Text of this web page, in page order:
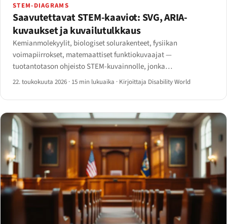
STEM-DIAGRAMS
Saavutettavat STEM-kaaviot: SVG, ARIA-
kuvaukset ja kuvailutulkkaus
Kemianmolekyylit, biologiset solurakenteet, fysiikan
voimapiirrokset, matemaattiset funktiokuvaajat —
tuotantotason ohjeisto STEM-kuvainnolle, jonka
ruudunlukuohjelmat, pistenäytöt ja kuvailutulkkausvirrat
22. toukokuuta 2026 · 15 min lukuaika · Kirjoittaja Disability World